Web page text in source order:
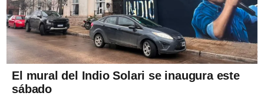
El mural del Indio Solari se inaugura este
sábado